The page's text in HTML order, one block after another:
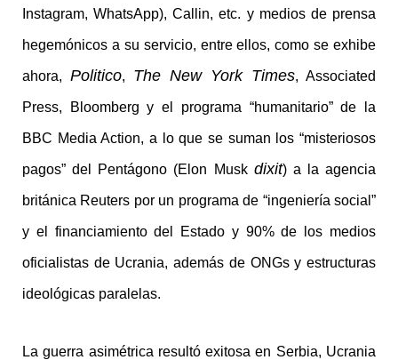
Instagram, WhatsApp), Callin, etc. y medios de prensa
hegemónicos a su servicio, entre ellos, como se exhibe
ahora, Politico, The New York Times, Associated
Press, Bloomberg y el programa “humanitario” de la
BBC Media Action, a lo que se suman los “misteriosos
pagos” del Pentágono (Elon Musk dixit) a la agencia
británica Reuters por un programa de “ingeniería social”
y el financiamiento del Estado y 90% de los medios
oficialistas de Ucrania, además de ONGs y estructuras
ideológicas paralelas.
La guerra asimétrica resultó exitosa en Serbia, Ucrania